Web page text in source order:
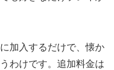
加入するだけで、懐か
わけです。追加料金は